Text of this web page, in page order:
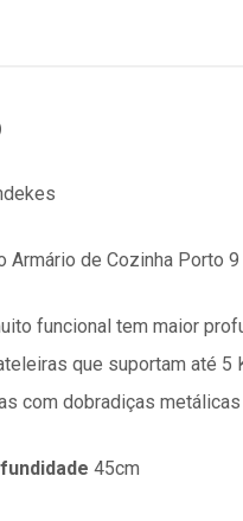
de Cozinha Porto
funcional tem maior
que suportam até
com dobradiças metálicas
45cm